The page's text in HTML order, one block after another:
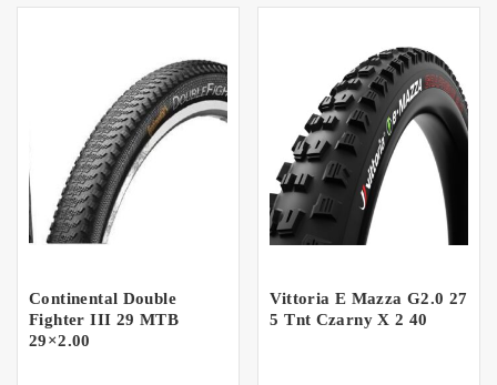
Continental Double
Fighter III 29 MTB
29×2.00
Vittoria E Mazza G2.0 27
5 Tnt Czarny X 2 40